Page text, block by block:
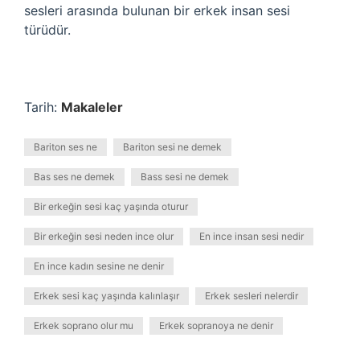
sesleri arasında bulunan bir erkek insan sesi
türüdür.
Tarih: Makaleler
Bariton ses ne Bariton sesi ne demek
Bas ses ne demek Bass sesi ne demek
Bir erkeğin sesi kaç yaşında oturur
Bir erkeğin sesi neden ince olur En ince insan sesi nedir
En ince kadın sesine ne denir
Erkek sesi kaç yaşında kalınlaşır Erkek sesleri nelerdir
Erkek soprano olur mu Erkek sopranoya ne denir